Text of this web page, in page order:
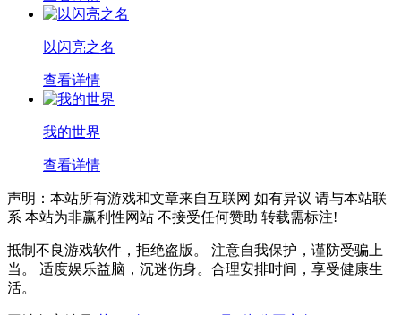
以闪亮之名
查看详情
我的世界
查看详情
声明：本站所有游戏和文章来自互联网 如有异议 请与本站联
系 本站为非赢利性网站 不接受任何赞助 转载需标注!
抵制不良游戏软件，拒绝盗版。 注意自我保护，谨防受骗上
当。 适度娱乐益脑，沉迷伤身。合理安排时间，享受健康生
活。